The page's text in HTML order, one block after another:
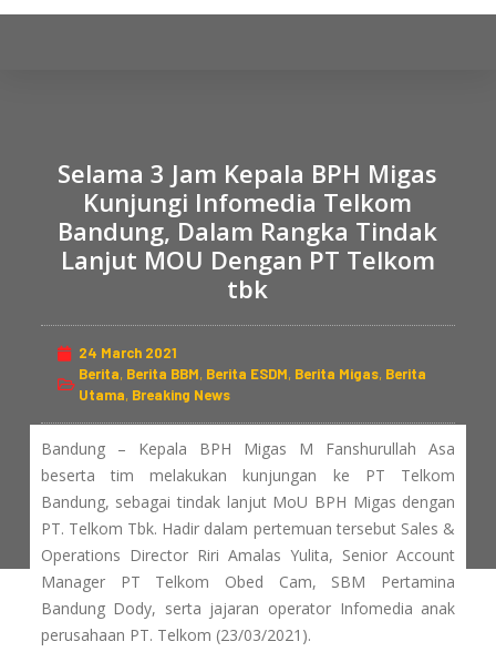
Selama 3 Jam Kepala BPH Migas
Kunjungi Infomedia Telkom
Bandung, Dalam Rangka Tindak
Lanjut MOU Dengan PT Telkom
tbk
24 March 2021
Berita, Berita BBM, Berita ESDM, Berita Migas, Berita
Utama, Breaking News
Bandung – Kepala BPH Migas M Fanshurullah Asa
beserta tim melakukan kunjungan ke PT Telkom
Bandung, sebagai tindak lanjut MoU BPH Migas dengan
PT. Telkom Tbk. Hadir dalam pertemuan tersebut Sales &
Operations Director Riri Amalas Yulita, Senior Account
Manager PT Telkom Obed Cam, SBM Pertamina
Bandung Dody, serta jajaran operator Infomedia anak
perusahaan PT. Telkom (23/03/2021).